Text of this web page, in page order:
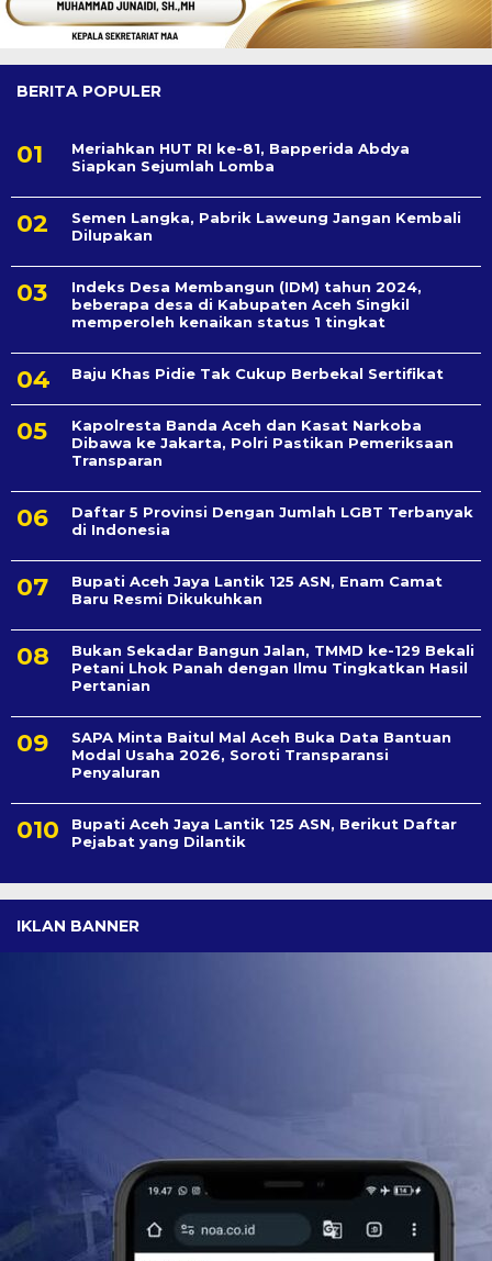
BERITA POPULER
Meriahkan HUT RI ke-81, Bapperida Abdya
Siapkan Sejumlah Lomba
Semen Langka, Pabrik Laweung Jangan Kembali
Dilupakan
Indeks Desa Membangun (IDM) tahun 2024,
beberapa desa di Kabupaten Aceh Singkil
memperoleh kenaikan status 1 tingkat
Baju Khas Pidie Tak Cukup Berbekal Sertifikat
Kapolresta Banda Aceh dan Kasat Narkoba
Dibawa ke Jakarta, Polri Pastikan Pemeriksaan
Transparan
Daftar 5 Provinsi Dengan Jumlah LGBT Terbanyak
di Indonesia
Bupati Aceh Jaya Lantik 125 ASN, Enam Camat
Baru Resmi Dikukuhkan
Bukan Sekadar Bangun Jalan, TMMD ke-129 Bekali
Petani Lhok Panah dengan Ilmu Tingkatkan Hasil
Pertanian
SAPA Minta Baitul Mal Aceh Buka Data Bantuan
Modal Usaha 2026, Soroti Transparansi
Penyaluran
Bupati Aceh Jaya Lantik 125 ASN, Berikut Daftar
Pejabat yang Dilantik
IKLAN BANNER